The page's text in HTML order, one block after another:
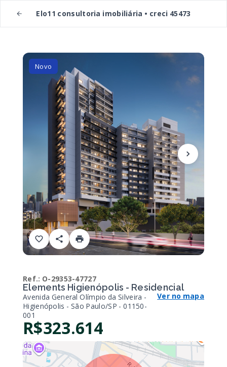
Elo11 consultoria imobiliária • creci 45473
Novo
Ref.: O-29353-47727
Elements Higienópolis - Residencial
Avenida General Olímpio da Silveira -
Higienópolis - São Paulo/SP - 01150-
001
Ver no mapa
R$323.614